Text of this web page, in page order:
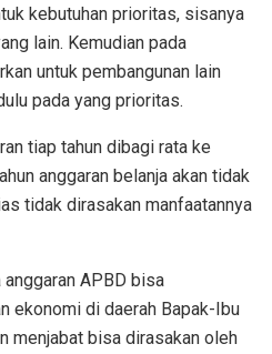
kebutuhan prioritas, sisanya
lain. Kemudian pada
untuk pembangunan lain
pada yang prioritas.
tiap tahun dibagi rata ke
anggaran belanja akan tidak
tidak dirasakan manfaatannya
APBD bisa
ekonomi di daerah Bapak-Ibu
menjabat bisa dirasakan oleh